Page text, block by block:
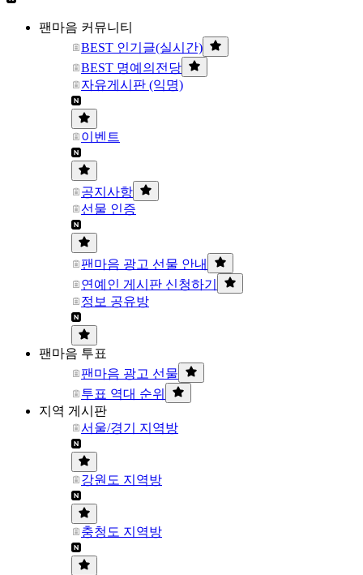
팬마음 커뮤니티
BEST 인기글(실시간)
BEST 명예의전당
자유게시판 (익명)
이벤트
공지사항
선물 인증
팬마음 광고 선물 안내
연예인 게시판 신청하기
정보 공유방
팬마음 투표
팬마음 광고 선물
투표 역대 순위
지역 게시판
서울/경기 지역방
강원도 지역방
충청도 지역방